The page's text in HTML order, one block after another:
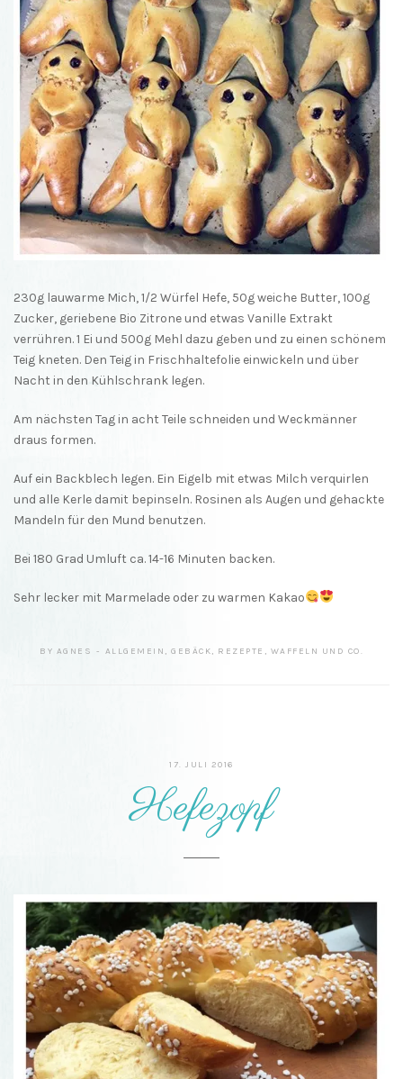
230g lauwarme Mich, 1/2 Würfel Hefe, 50g weiche Butter, 100g
Zucker, geriebene Bio Zitrone und etwas Vanille Extrakt
verrühren. 1 Ei und 500g Mehl dazu geben und zu einen schönem
Teig kneten. Den Teig in Frischhaltefolie einwickeln und über
Nacht in den Kühlschrank legen.
Am nächsten Tag in acht Teile schneiden und Weckmänner
draus formen.
Auf ein Backblech legen. Ein Eigelb mit etwas Milch verquirlen
und alle Kerle damit bepinseln. Rosinen als Augen und gehackte
Mandeln für den Mund benutzen.
Bei 180 Grad Umluft ca. 14-16 Minuten backen.
Sehr lecker mit Marmelade oder zu warmen Kakao
BY AGNES ALLGEMEIN , GEBÄCK, REZEPTE , WAFFELN UND CO.
17. JULI 2016
Hefezopf